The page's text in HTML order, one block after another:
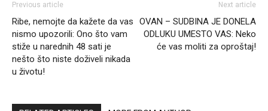
Previous article
Ribe, nemojte da kažete da vas
nismo upozorili: Ono što vam
stiže u narednih 48 sati je
nešto što niste doživeli nikada
u životu!
Next article
OVAN – SUDBINA JE DONELA
ODLUKU UMESTO VAS: Neko
će vas moliti za oproštaj!